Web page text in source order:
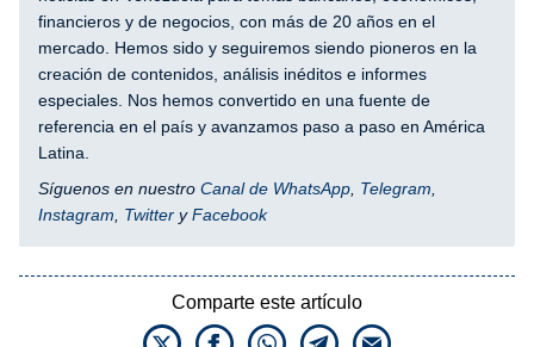
financieros y de negocios, con más de 20 años en el
mercado. Hemos sido y seguiremos siendo pioneros en la
creación de contenidos, análisis inéditos e informes
especiales. Nos hemos convertido en una fuente de
referencia en el país y avanzamos paso a paso en América
Latina.
Síguenos en nuestro Canal de WhatsApp Telegram
Instagram
Twitter yFacebook
Comparte este artículo